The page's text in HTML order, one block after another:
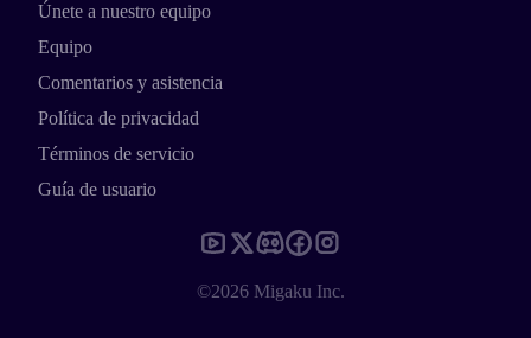
Únete a nuestro equipo
Equipo
Comentarios y asistencia
Política de privacidad
Términos de servicio
Guía de usuario
©2026 Migaku Inc.